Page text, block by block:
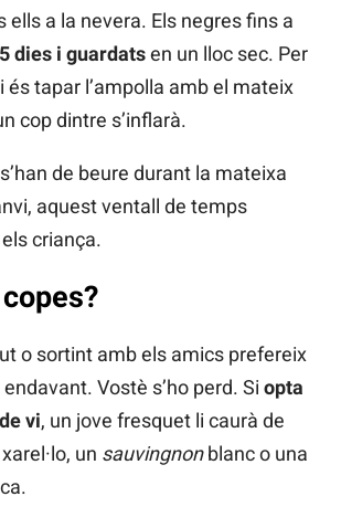
ells a la nevera. Els negres fins a
dies i guardatsen un lloc sec. Per
és tapar l’ampolla amb el mateix
cop dintre s’inflarà.
de beure durant la mateixa
aquest ventall de temps
criança.
o sortint amb els amics prefereix
Vostè s’ho perd. Si opta
vi, un jove fresquet li caurà de
un sauvingnonblanc o una